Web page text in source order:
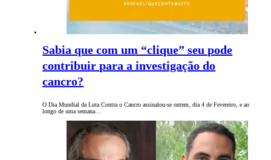
Sabia que com um “clique” seu pode
contribuir para a investigação do
cancro?
O Dia Mundial da Luta Contra o Cancro assinalou-se ontem, dia 4 de Fevereiro, e ao
longo de uma semana…